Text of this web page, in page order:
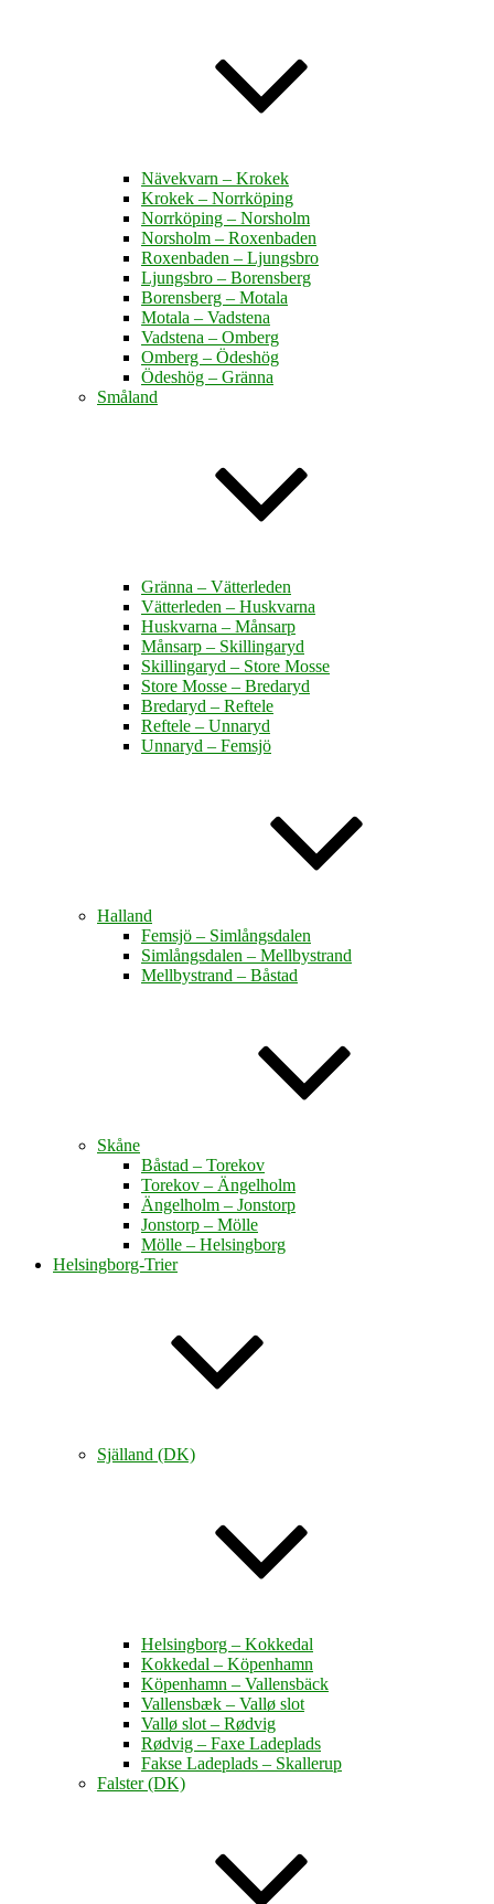
Nävekvarn – Krokek
Krokek – Norrköping
Norrköping – Norsholm
Norsholm – Roxenbaden
Roxenbaden – Ljungsbro
Ljungsbro – Borensberg
Borensberg – Motala
Motala – Vadstena
Vadstena – Omberg
Omberg – Ödeshög
Ödeshög – Gränna
Småland
Gränna – Vätterleden
Vätterleden – Huskvarna
Huskvarna – Månsarp
Månsarp – Skillingaryd
Skillingaryd – Store Mosse
Store Mosse – Bredaryd
Bredaryd – Reftele
Reftele – Unnaryd
Unnaryd – Femsjö
Halland
Femsjö – Simlångsdalen
Simlångsdalen – Mellbystrand
Mellbystrand – Båstad
Skåne
Båstad – Torekov
Torekov – Ängelholm
Ängelholm – Jonstorp
Jonstorp – Mölle
Mölle – Helsingborg
Helsingborg-Trier
Själland (DK)
Helsingborg – Kokkedal
Kokkedal – Köpenhamn
Köpenhamn – Vallensbäck
Vallensbæk – Vallø slot
Vallø slot – Rødvig
Rødvig – Faxe Ladeplads
Fakse Ladeplads – Skallerup
Falster (DK)